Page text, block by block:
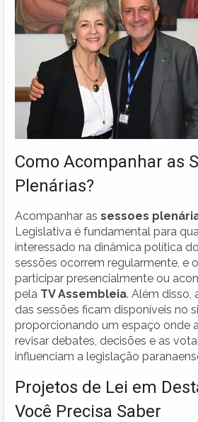
Como Acompanhar as
Plenárias?
Acompanhar as sessoes
Legislativa é fundamental para
interessado na dinâmica política
sessões ocorrem regularmente, e
participar presencialmente ou
pela TV Assembleia. Além disso,
das sessões ficam disponíveis no
proporcionando um espaço onde
revisar debates, decisões e as
influenciam a legislação
Projetos de Lei em
Você Precisa Saber